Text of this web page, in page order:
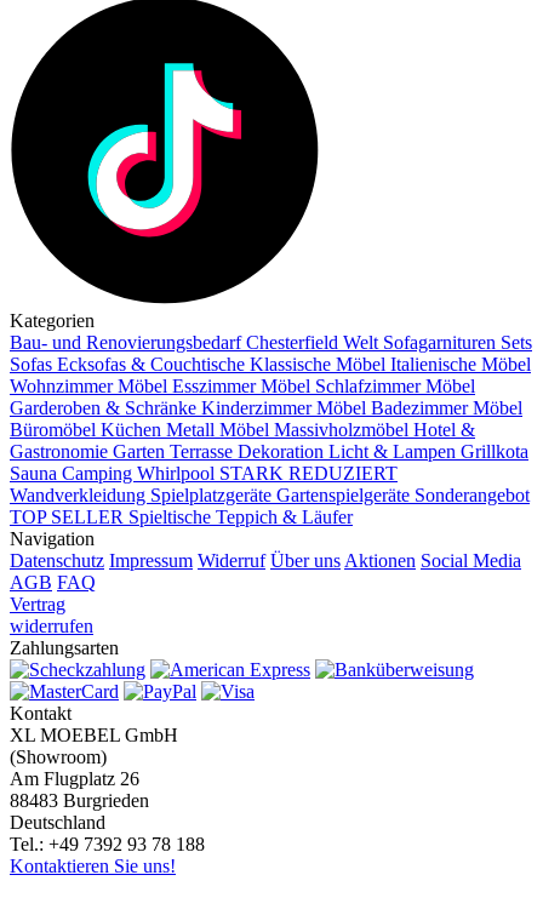
Kategorien
Bau- und RenovierungsbedarfChesterfield Welt Sofagarnituren Sets
Sofas Ecksofas & Couchtische Klassische Möbel Italienische Möbel
Wohnzimmer Möbel Esszimmer Möbel Schlafzimmer Möbel
Garderoben & Schränke Kinderzimmer Möbel Badezimmer Möbel
Büromöbel Küchen Metall Möbel Massivholzmöbel Hotel &
Gastronomie Garten Terrasse Dekoration Licht & Lampen Grillkota
Sauna Camping Whirlpool STARK REDUZIERT
Wandverkleidung Spielplatzgeräte Gartenspielgeräte Sonderangebot
TOP SELLER Spieltische Teppich & Läufer
Navigation
Datenschutz Impressum Widerruf Über uns Aktionen Social Media
AGB FAQ
Vertrag
widerrufen
Zahlungsarten
Kontakt
XL MOEBEL GmbH
(Showroom)
Am Flugplatz 26
88483 Burgrieden
Deutschland
Tel.: +49 7392 93 78 188
Kontaktieren Sie uns!